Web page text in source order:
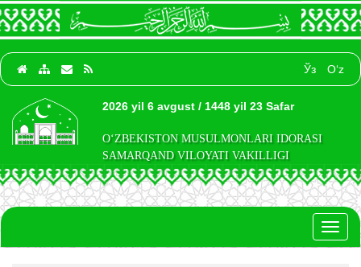
Ўз O‘z
2026 yil 6 avgust / 1448 yil 23 Safar
O‘ZBEKISTON MUSULMONLARI IDORASI
SAMARQAND VILOYATI VAKILLIGI